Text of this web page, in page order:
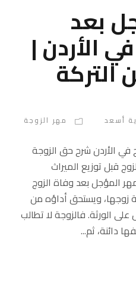
بعد
الأردن |
التركة
أسعد
مهر الزوجة
في الأردن شرح حق الزوجة
قبل توزيع الميراث
المؤجل بعد وفاة الزوج
زوجها، ويستحق أداؤه من
الورثة. فالزوجة لا تطالب
دائنة، ثم...